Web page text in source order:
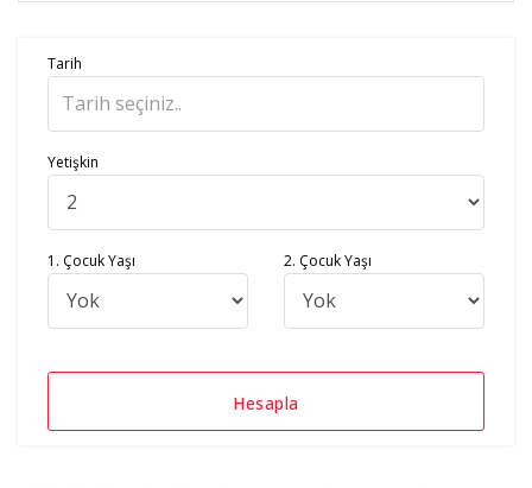
Tarih
Yetişkin
1. Çocuk Yaşı 2. Çocuk Yaşı
Hesapla